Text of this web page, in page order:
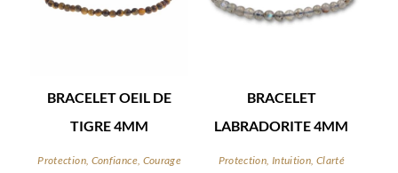
BRACELET OEIL DE
TIGRE 4MM
Protection, Confiance, Courage
BRACELET
LABRADORITE 4MM
Protection, Intuition, Clarté